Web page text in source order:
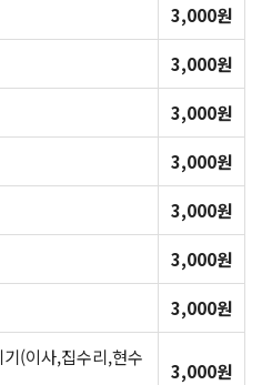
3,000원
3,000원
3,000원
3,000원
3,000원
3,000원
3,000원
(이사,집수리,현수
3,000원